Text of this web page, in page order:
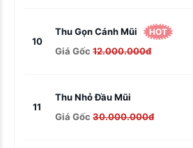
10
Thu Gọn Cánh Mũi HOT
Giá Gốc 12.000.000đ
11
Thu Nhỏ Đầu Mũi
Giá Gốc 30.000.000đ